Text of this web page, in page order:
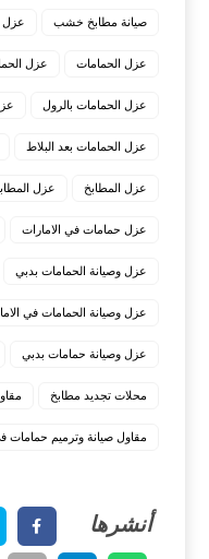
صيانة مطابخ خشب عزل
عزل الحمامات عزل
عزل الحمامات بالرول
عزل الحمامات بعد البلاط
عزل المطابخ عزل
عزل حمامات في الامارات
عزل وصيانة الحمامات بدبي
عزل وصيانة الحمامات في
عزل وصيانة حمامات بدبي
محلات تجديد مطابخ
مقاول صيانة وترميم حمامات